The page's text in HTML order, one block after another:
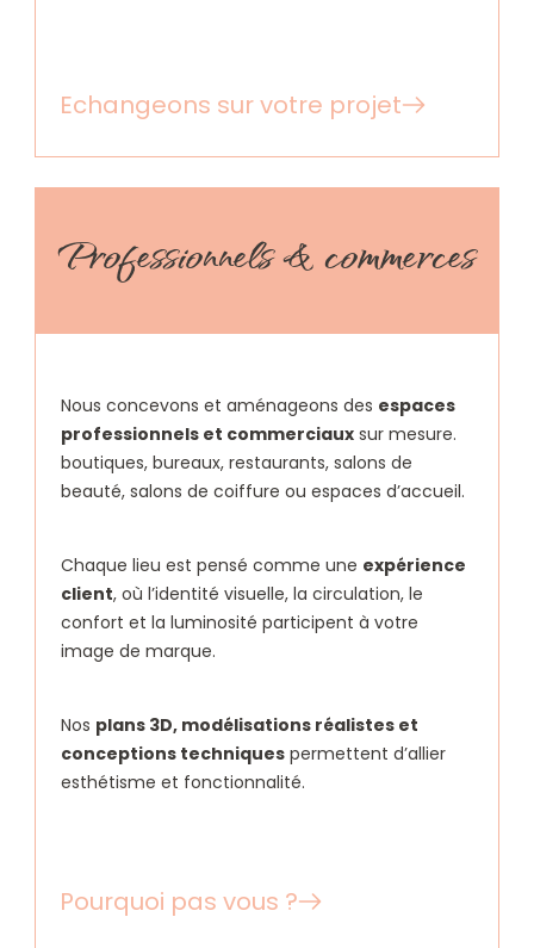
Echangeons sur votre projet
Professionnels & commerces
Nous concevons et aménageons des espaces
professionnels et commerciaux sur mesure.
boutiques, bureaux, restaurants, salons de
beauté, salons de coiffure ou espaces d’accueil.
Chaque lieu est pensé comme une expérience
client, où l’identité visuelle, la circulation, le
confort et la luminosité participent à votre
image de marque.
Nos plans 3D, modélisations réalistes et
conceptions techniques permettent d’allier
esthétisme et fonctionnalité.
Pourquoi pas vous ?